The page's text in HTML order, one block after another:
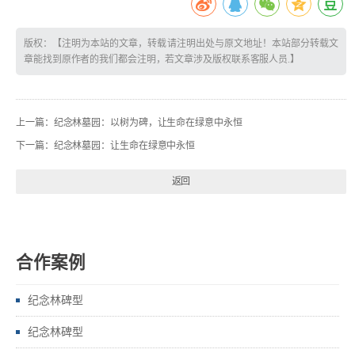
版权：【注明为本站的文章，转载请注明出处与原文地址！本站部分转载文
章能找到原作者的我们都会注明，若文章涉及版权联系客服人员.】
上一篇： 纪念林墓园：以树为碑，让生命在绿意中永恒
下一篇： 纪念林墓园：让生命在绿意中永恒
返回
合作案例
纪念林碑型
纪念林碑型